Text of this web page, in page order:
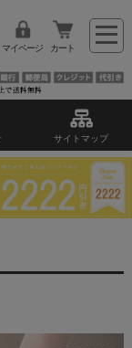
マイページ カート
サイトマップ